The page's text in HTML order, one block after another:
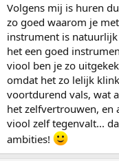
Volgens mij is huren
zo goed waarom je
instrument is
het een goed
viool ben je zo
omdat het zo lelijk
voortdurend vals, wat
het zelfvertrouwen, en
viool zelf tegenvalt...
ambities!